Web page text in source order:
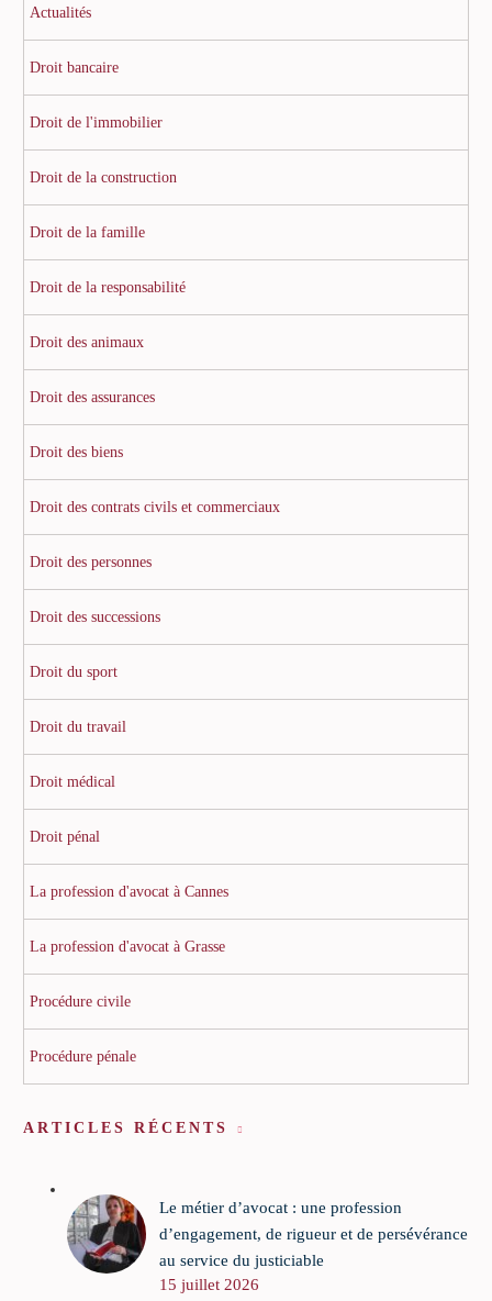
Actualités
Droit bancaire
Droit de l'immobilier
Droit de la construction
Droit de la famille
Droit de la responsabilité
Droit des animaux
Droit des assurances
Droit des biens
Droit des contrats civils et commerciaux
Droit des personnes
Droit des successions
Droit du sport
Droit du travail
Droit médical
Droit pénal
La profession d'avocat à Cannes
La profession d'avocat à Grasse
Procédure civile
Procédure pénale
ARTICLES RÉCENTS
Le métier d’avocat : une profession
d’engagement, de rigueur et de persévérance
au service du justiciable
15 juillet 2026